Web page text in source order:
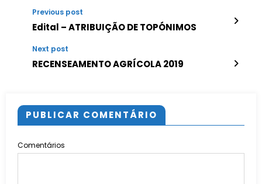
Previous post
Edital – ATRIBUIÇÃO DE TOPÓNIMOS
Next post
RECENSEAMENTO AGRÍCOLA 2019
PUBLICAR COMENTÁRIO
Comentários